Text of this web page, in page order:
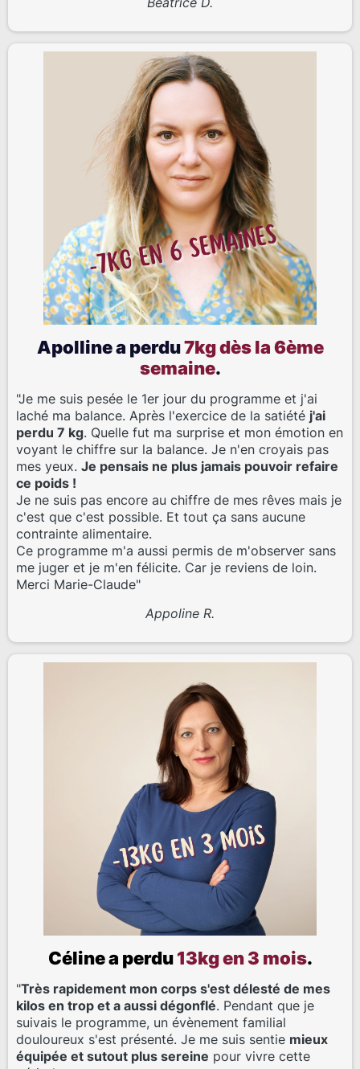
Apolline a perdu7kg dès la 6ème
semaine.
"Je me suis pesée le 1er jour du programme et j'ai
laché ma balance. Après l'exercice de la satiété j'ai
perdu 7 kg. Quelle fut ma surprise et mon émotion en
voyant le chiffre sur la balance. Je n'en croyais pas
mes yeux. Je pensais ne plus jamais pouvoir refaire
ce poids !
Je ne suis pas encore au chiffre de mes rêves mais je
c'est que c'est possible. Et tout ça sans aucune
contrainte alimentaire.
Ce programme m'a aussi permis de m'observer sans
me juger et je m'en félicite. Car je reviens de loin.
Merci Marie-Claude"
Appoline R.
Céline a perdu13kg en 3 mois.
"Très rapidement mon corps s'est délesté de mes
kilos en trop et a aussi dégonflé. Pendant que je
suivais le programme, un évènement familial
douloureux s'est présenté. Je me suis sentie mieux
équipée et sutout plus sereine pour vivre cette